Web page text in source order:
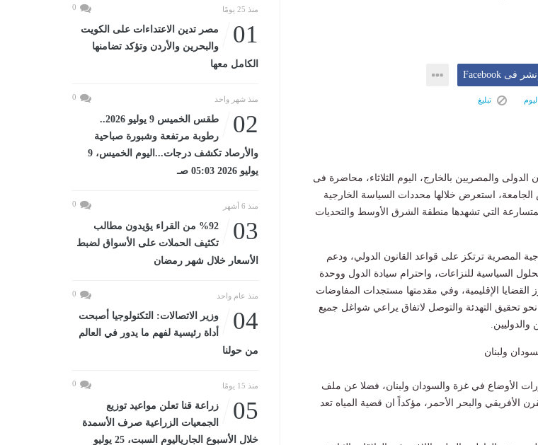
إنشر فى Facebook
تبليغ
الدولى والمصريين بالخارج، اليوم الثلاثاء، محاضرة فى
استعرض خلالها محددات السياسة الخارجية
التي تشهدها منطقة الشرق الأوسط والتحديات
المصرية ترتكز على قواعد القانون الدولي، ودعم
السياسية للنزاعات، واحترام سيادة الدول ووحدة
القضايا الإقليمية، وفي مقدمتها مستجدات المفاوضات
نحو تحقيق التهدئة والتوصل لاتفاق يراعي شواغل جميع
والدوليين.
ولبنان
الأوضاع في غزة والسودان ولبنان، فضلا عن ملف
الأفريقي والبحر الأحمر، مؤكداً ان قضية المياه تعد
منذ 25 يومًا 0
01
مصر تدين الاعتداءات على الكويت
والبحرين والأردن وتؤكد تضامنها
الكامل معها
منذ شهر واحد 0
02
طقس الخميس 9 يوليو 2026..
رطوبة مرتفعة وشبورة صباحية
والأرصاد تكشف درجات...اليوم الخميس، 9
يوليو 2026 05:03 صـ
منذ 6 أشهر 0
03
%92 من القراء يؤيدون مطالب
تكثيف الحملات على الأسواق لضبط
الأسعار خلال شهر رمضان
منذ عام واحد 0
04
وزير الاتصالات: التكنولوجيا أصبحت
أداة رئيسية لفهم ما يدور في العالم
من حولنا
منذ 15 يومًا 0
05
زراعة قنا تعلن مواعيد توزيع
الجمعيات الزراعية صرف الأسمدة
خلال الأسبوع الجارياليوم السبت، 25 يوليو